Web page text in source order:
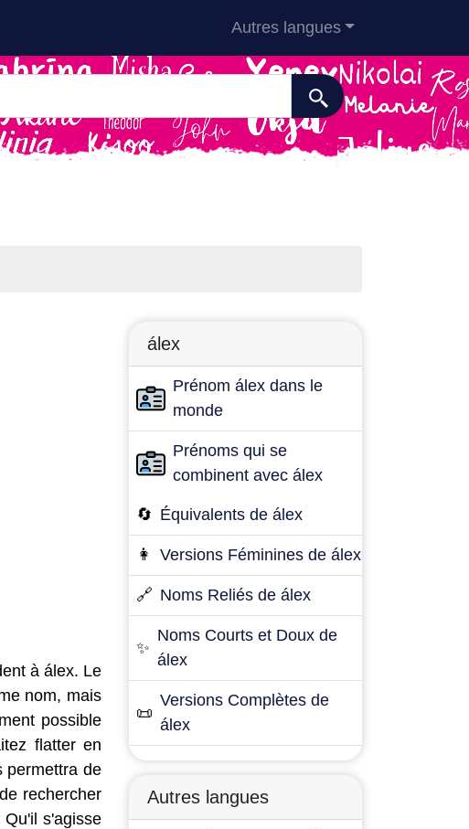
Autres langues
à álex. Le
nom, mais
possible
flatter en
permettra de
rechercher
s'agisse
álex
Prénom álex dans le
monde
Prénoms qui se
combinent avec álex
🔄 Équivalents de álex
👩 Versions Féminines de álex
🔗 Noms Reliés de álex
✨
Noms Courts et Doux de
álex
📜
Versions Complètes de
álex
Autres langues